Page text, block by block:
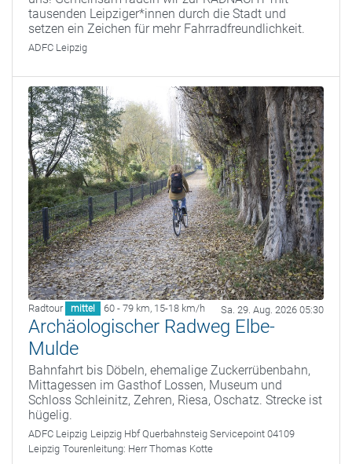
tausenden Leipziger*innen durch die Stadt und
setzen ein Zeichen für mehr Fahrradfreundlichkeit.
ADFC Leipzig
Radtour mittel 60 - 79 km, 15-18 km/h Sa. 29. Aug. 2026 05:30
Archäologischer Radweg Elbe-
Mulde
Bahnfahrt bis Döbeln, ehemalige Zuckerrübenbahn,
Mittagessen im Gasthof Lossen, Museum und
Schloss Schleinitz, Zehren, Riesa, Oschatz. Strecke ist
hügelig.
ADFC Leipzig Leipzig Hbf Querbahnsteig Servicepoint 04109
Leipzig Tourenleitung: Herr Thomas Kotte